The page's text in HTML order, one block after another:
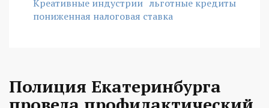
Креативные индустрии льготные кредиты
пониженная налоговая ставка
Полиция Екатеринбурга